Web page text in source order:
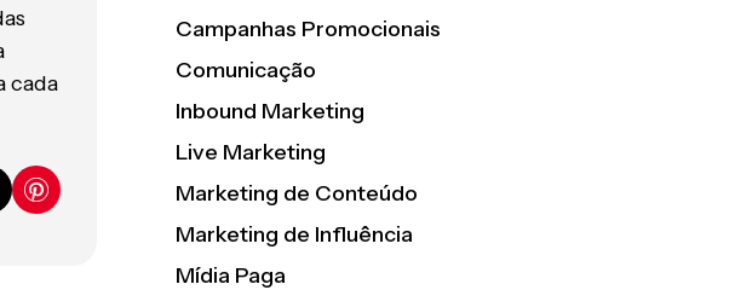
cada
Campanhas Promocionais
Comunicação
Inbound Marketing
Live Marketing
Marketing de Conteúdo
Marketing de Influência
Mídia Paga